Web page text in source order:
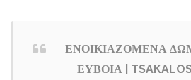
ΕΝΟΙΚΙΑΖΟΜΕΝΑ
ΕΥΒΟΙΑ |